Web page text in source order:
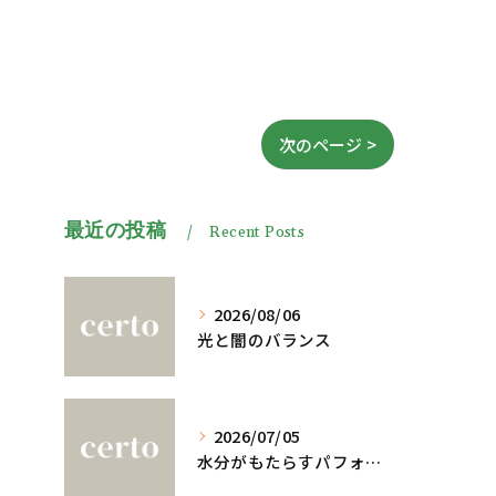
次のページ >
最近の投稿 Recent Posts
2026/08/06
光と闇のバランス
2026/07/05
水分がもたらすパフォーマンスへの影響